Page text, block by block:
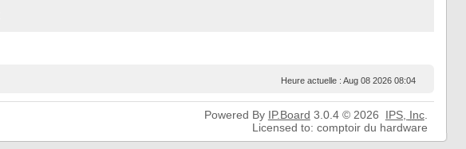
Heure actuelle : Aug 08 2026 08:04
Powered By IP.Board 3.0.4 © 2026 IPS, Inc.
Licensed to: comptoir du hardware